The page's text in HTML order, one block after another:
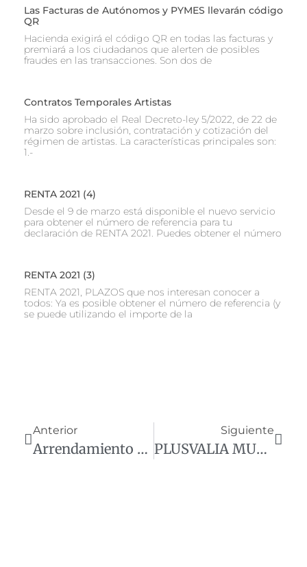
Las Facturas de Autónomos y PYMES llevarán código
QR
Hacienda exigirá el código QR en todas las facturas y
premiará a los ciudadanos que alerten de posibles
fraudes en las transacciones. Son dos de
Contratos Temporales Artistas
Ha sido aprobado el Real Decreto-ley 5/2022, de 22 de
marzo sobre inclusión, contratación y cotización del
régimen de artistas. La características principales son:
1.-
RENTA 2021 (4)
Desde el 9 de marzo está disponible el nuevo servicio
para obtener el número de referencia para tu
declaración de RENTA 2021. Puedes obtener el número
RENTA 2021 (3)
RENTA 2021, PLAZOS que nos interesan conocer a
todos: Ya es posible obtener el número de referencia (y
se puede utilizando el importe de la
Anterior
Arrendamiento de viviendas para subarrendar habitaciones
Siguiente
PLUSVALIA MUNICIPAL CONSULTA VINCULANTE V3074-21